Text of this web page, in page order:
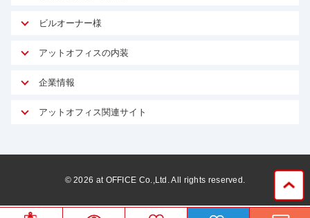
アットオフィスが選ばれる理由
ご契約者様インタビュー
オフィスお役立ちコラム
ビルオーナー様
オーナー様向けサービス
マイソク作成
物件情報から成約賃料を予測
リノベーション
サブリース
アットオフィスの内装
サービス内容
内装に関するよくある質問
企業情報
WEBフォームからお問い合わせ
アットオフィス関連サイト
アットレジデンス
ビルアド
©2026 at OFFICE Co.,Ltd. All rights reserved.